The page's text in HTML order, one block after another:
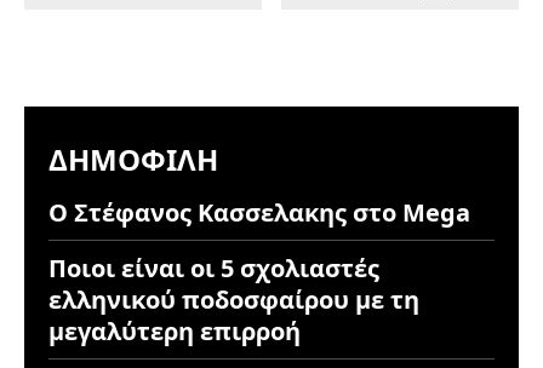
ΔΗΜΟΦΙΛΉ
Ο Στέφανος Κασσελακης στο Mega
Ποιοι είναι οι 5 σχολιαστές
ελληνικού ποδοσφαίρου με τη
μεγαλύτερη επιρροή